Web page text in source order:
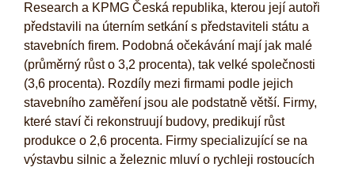
Research a KPMG Česká republika, kterou její autoři
představili na úterním setkání s představiteli státu a
stavebních firem. Podobná očekávání mají jak malé
(průměrný růst o 3,2 procenta), tak velké společnosti
(3,6 procenta). Rozdíly mezi firmami podle jejich
stavebního zaměření jsou ale podstatně větší. Firmy,
které staví či rekonstruují budovy, predikují růst
produkce o 2,6 procenta. Firmy specializující se na
výstavbu silnic a železnic mluví o rychleji rostoucích